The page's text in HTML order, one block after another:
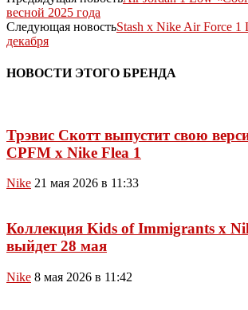
весной 2025 года
Следующая новостьStash x Nike Air Force
декабря
НОВОСТИ ЭТОГО БРЕНДА
Трэвис Скотт выпустит свою
CPFM x Nike Flea 1
Nike 21 мая 2026 в 11:33
Коллекция Kids of Immigrants x
выйдет 28 мая
Nike 8 мая 2026 в 11:42